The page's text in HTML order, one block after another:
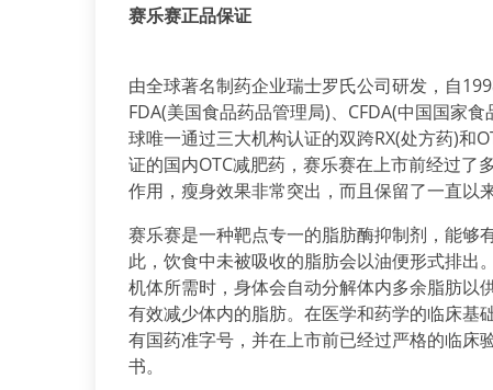
赛乐赛正品保证
由全球著名制药企业瑞士罗氏公司研发，自
FDA(美国食品药品管理局)、CFDA(中国国家
球唯一通过三大机构认证的双跨RX(处方药)和
证的国内OTC减肥药，赛乐赛在上市前经过了
作用，瘦身效果非常突出，而且保留了一直以
赛乐赛是一种靶点专一的脂肪酶抑制剂，能够
此，饮食中未被吸收的脂肪会以油便形式排出
机体所需时，身体会自动分解体内多余脂肪以
有效减少体内的脂肪。在医学和药学的临床基
有国药准字号，并在上市前已经过严格的临床
书。